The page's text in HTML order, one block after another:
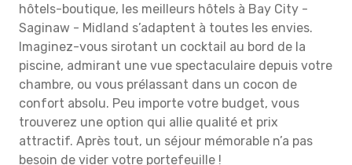
hôtels-boutique, les meilleurs hôtels à Bay City -
Saginaw - Midland s’adaptent à toutes les envies.
Imaginez-vous sirotant un cocktail au bord de la
piscine, admirant une vue spectaculaire depuis votre
chambre, ou vous prélassant dans un cocon de
confort absolu. Peu importe votre budget, vous
trouverez une option qui allie qualité et prix
attractif. Après tout, un séjour mémorable n’a pas
besoin de vider votre portefeuille !